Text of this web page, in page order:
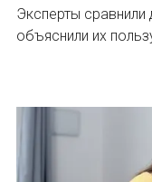
Эксперты сравнили
объяснили их